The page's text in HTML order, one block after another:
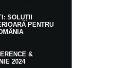
SOLUȚII
PENTRU
&
2024